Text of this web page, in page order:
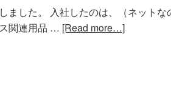
ました。 入社したのは、（ネットな
関連用品 … [Read more…]